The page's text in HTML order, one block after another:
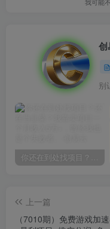
我可能
创
别
你还在到处找项目？还在当韭菜？我靠卖项目一个月收入5万+，曾经我也是个失败者。
上一篇
（7010期）免费游戏加